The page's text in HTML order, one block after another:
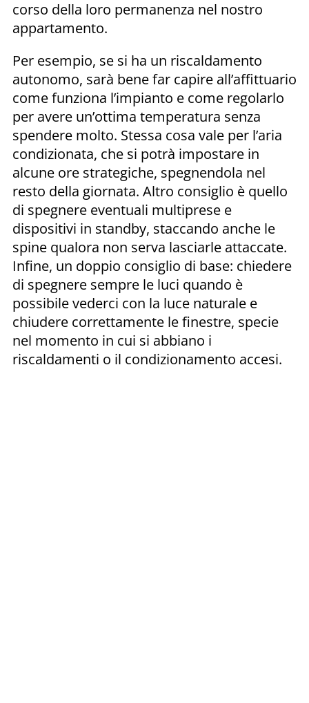
corso della loro permanenza nel nostro
appartamento.
Per esempio, se si ha un riscaldamento
autonomo, sarà bene far capire all’affittuario
come funziona l’impianto e come regolarlo
per avere un’ottima temperatura senza
spendere molto. Stessa cosa vale per l’aria
condizionata, che si potrà impostare in
alcune ore strategiche, spegnendola nel
resto della giornata. Altro consiglio è quello
di spegnere eventuali multiprese e
dispositivi in standby, staccando anche le
spine qualora non serva lasciarle attaccate.
Infine, un doppio consiglio di base: chiedere
di spegnere sempre le luci quando è
possibile vederci con la luce naturale e
chiudere correttamente le finestre, specie
nel momento in cui si abbiano i
riscaldamenti o il condizionamento accesi.